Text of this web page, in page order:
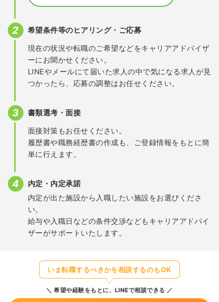
希望条件等のヒアリング・ご応募
現在の状況や転職のご希望などをキャリアアドバイザ
ーにお聞かせください。
LINEやメールにて届いた求人の中で気になる求人が見
つかったら、応募の調整はお任せください。
書類選考・面接
面接対策もお任せください。
履歴書や職務経歴書の作成も、ご登録情報をもとに簡
単に行えます。
内定・内定承諾
内定が出た施設から入職したい施設をお選びくださ
い。
給与や入職日などの条件交渉などもキャリアアドバイ
ザーがサポートいたします。
いま転職するべきかを相談するのもOK
希望や経験をもとに、LINEで相談できる